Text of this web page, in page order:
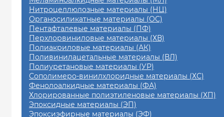
Нитроцеллюлозные материалы (НЦ)
Органосиликатные материалы (ОС)
Пентафталевые материалы (ПФ)
Перхлорвиниловые материалы (ХВ)
Полиакриловые материалы (АК)
Поливинилацетальные материалы (ВЛ)
Полиуретановые материалы (УР)
Сополимеро-винилхлоридные материалы (ХС)
Фенолоалкидные материалы (ФА)
Хлорированные полиэтиленовые материалы (ХП)
Эпоксидные материалы (ЭП)
Эпоксиэфирные материалы (ЭФ)